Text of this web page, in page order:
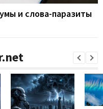
и слова-паразиты